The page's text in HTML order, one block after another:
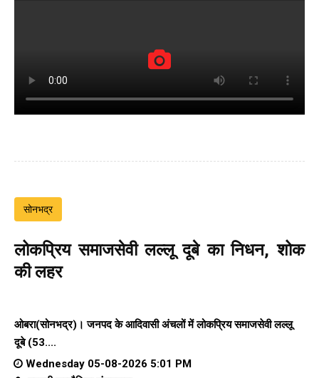
सोनभद्र
लोकप्रिय समाजसेवी लल्लू दूबे का निधन, शोक
की लहर
ओबरा(सोनभद्र)। जनपद के आदिवासी अंचलों में लोकप्रिय समाजसेवी लल्लू
दूबे (53....
Wednesday 05-08-2026 5:01 PM